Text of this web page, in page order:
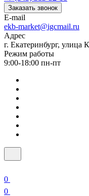
Заказать звонок
E-mail
ekb-market@igcmail.ru
Адрес
г. Екатеринбург, улица
Режим работы
9:00-18:00 пн-пт
0
0